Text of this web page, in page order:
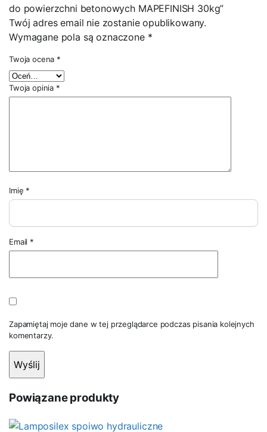
do powierzchni betonowych MAPEFINISH 30kg”
Twój adres email nie zostanie opublikowany.
Wymagane pola są oznaczone *
Twoja ocena *
Twoja opinia *
Imię *
Email *
Zapamiętaj moje dane w tej przeglądarce podczas pisania kolejnych
komentarzy.
Powiązane produkty